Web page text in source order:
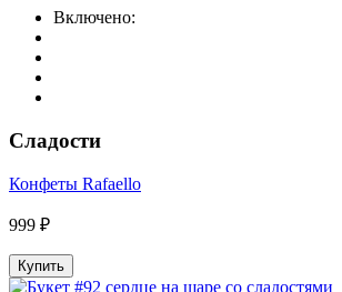
Включено:
Сладости
Конфеты Rafaello
999 ₽
Купить